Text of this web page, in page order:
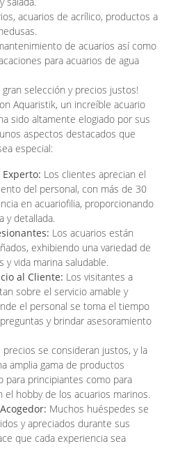
acuarios de acrílico, productos a
de acuarios así como
para acuarios de agua
gran selección y precios justos!
Aquaristik, un increíble acuario
sido altamente elogiado por sus
aspectos destacados que
especial:
Los clientes aprecian el
del personal, con más de 30
en acuariofilia, proporcionando
y detallada.
Los acuarios están
exhibiendo una variedad de
y vida marina saludable.
al Cliente: Los visitantes a
sobre el servicio amable y
el personal se toma el tiempo
y brindar asesoramiento
precios se consideran justos, y la
amplia gama de productos
para principiantes como para
el hobby de los acuarios marinos.
Muchos huéspedes se
y apreciados durante sus
que cada experiencia sea